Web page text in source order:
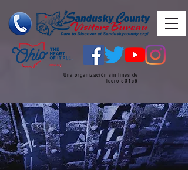
Una organización sin fines de
lucro 501c6